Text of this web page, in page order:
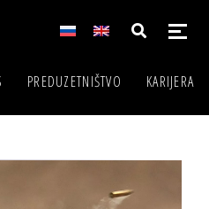
PREDUZETNIŠTVO KARIJERA